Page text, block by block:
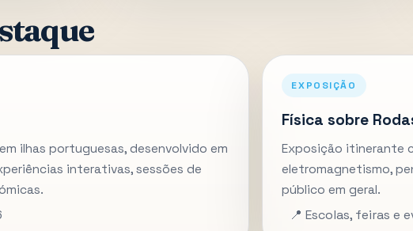
ilhas portuguesas, desenvolvido em
interativas, sessões de
EXPOSIÇÃO
Física sobre
Exposição itinerante
eletromagnetismo,
público em geral.
📍 Escolas, feiras e